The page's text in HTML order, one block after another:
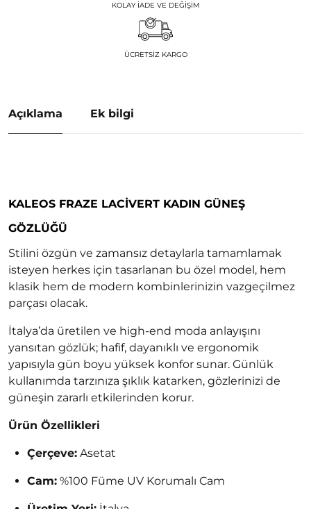
KOLAY İADE VE DEĞIŞIM
ÜCRETSIZ KARGO
Açıklama Ek bilgi
KALEOS FRAZE LACIVERT KADIN GÜNEŞ
GÖZLÜĞÜ
Stilini özgün ve zamansız detaylarla tamamlamak
isteyen herkes için tasarlanan bu özel model, hem
klasik hem de modern kombinlerinizin vazgeçilmez
parçası olacak.
İtalya’da üretilen ve high-end moda anlayışını
yansıtan gözlük; hafif, dayanıklı ve ergonomik
yapısıyla gün boyu yüksek konfor sunar. Günlük
kullanımda tarzınıza şıklık katarken, gözlerinizi de
güneşin zararlı etkilerinden korur.
Ürün Özellikleri
Çerçeve: Asetat
Cam: %100 Füme UV Korumalı Cam